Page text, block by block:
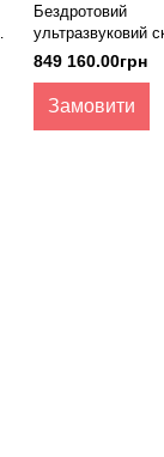
Бездротовий
ультразвуковий
Easi-Scan:Go
849 160.00грн
Замовити